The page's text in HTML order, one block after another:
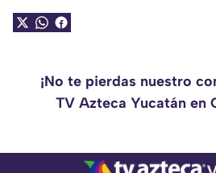
¡No te pierdas nuestro
TV Azteca Yucatán en